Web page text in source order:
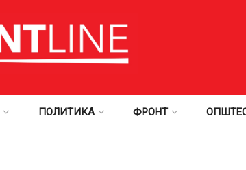
ПОЛИТИКА ФРОНТ